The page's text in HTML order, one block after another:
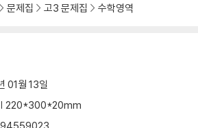
문제집 고3 문제집 수학영역
01월 13일
| 220*300*20mm